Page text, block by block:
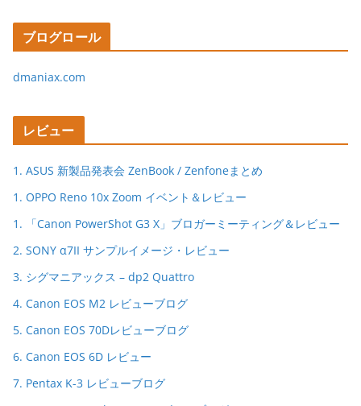
ブログロール
dmaniax.com
レビュー
1. ASUS 新製品発表会 ZenBook / Zenfoneまとめ
1. OPPO Reno 10x Zoom イベント＆レビュー
1. 「Canon PowerShot G3 X」ブロガーミーティング＆レビュー
2. SONY α7II サンプルイメージ・レビュー
3. シグマニアックス – dp2 Quattro
4. Canon EOS M2 レビューブログ
5. Canon EOS 70Dレビューブログ
6. Canon EOS 6D レビュー
7. Pentax K-3 レビューブログ